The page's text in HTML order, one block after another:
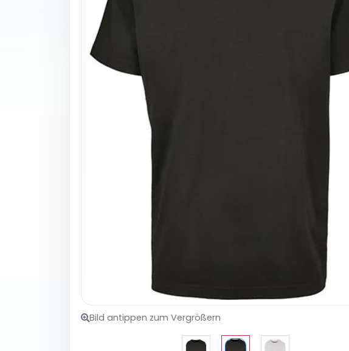
Bild antippen zum Vergrößern